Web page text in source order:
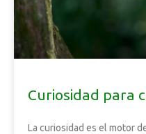
Curiosidad para
La curiosidad es el motor